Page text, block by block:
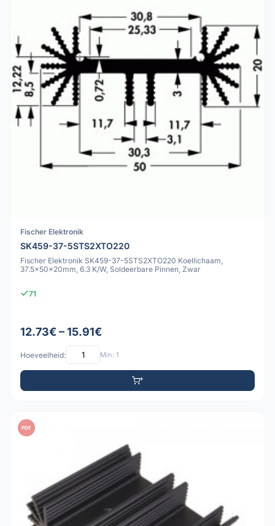
Fischer Elektronik
SK459-37-5STS2XTO220
Fischer Elektronik SK459-37-5STS2XTO220 Koellichaam,
37.5x50x20mm, 6.3 K/W, Soldeerbare Pinnen, Zwar
71
12.73€ – 15.91€
Hoeveelheid: Min: 1
PDF